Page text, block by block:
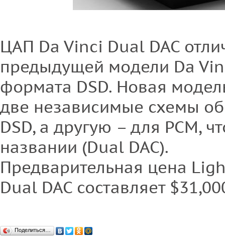
ЦАП Da Vinci Dual DAC
предыдущей модели Da
формата DSD. Новая
две независимые схемы
DSD, а другую – для PCM,
названии (Dual DAC).
Предварительная цена
Dual DAC составляет
Поделиться…